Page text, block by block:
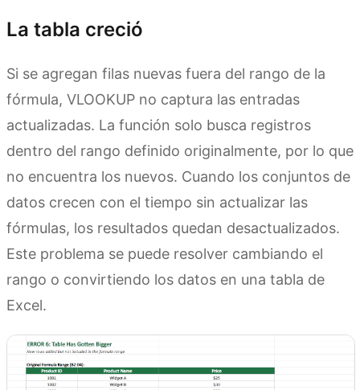
La tabla creció
Si se agregan filas nuevas fuera del rango de la
fórmula, VLOOKUP no captura las entradas
actualizadas. La función solo busca registros
dentro del rango definido originalmente, por lo que
no encuentra los nuevos. Cuando los conjuntos de
datos crecen con el tiempo sin actualizar las
fórmulas, los resultados quedan desactualizados.
Este problema se puede resolver cambiando el
rango o convirtiendo los datos en una tabla de
Excel.